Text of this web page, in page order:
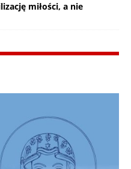
miłości, a nie